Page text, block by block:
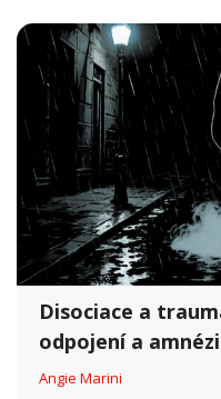
Disociace a
odpojení a
Angie Marini